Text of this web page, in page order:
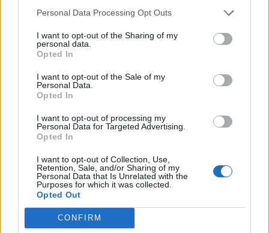
Personal Data Processing Opt Outs
I want to opt-out of the Sharing of my
personal data.
Opted In
I want to opt-out of the Sale of my
Personal Data.
Opted In
I want to opt-out of processing my
Personal Data for Targeted Advertising.
Opted In
I want to opt-out of Collection, Use,
Retention, Sale, and/or Sharing of my
Personal Data that Is Unrelated with the
Purposes for which it was collected.
Opted Out
CONFIRM
TI POTREBBE INTERESSARE
Carta docente 2026,
blocco del 31 agosto:
come spendere il
scadenza